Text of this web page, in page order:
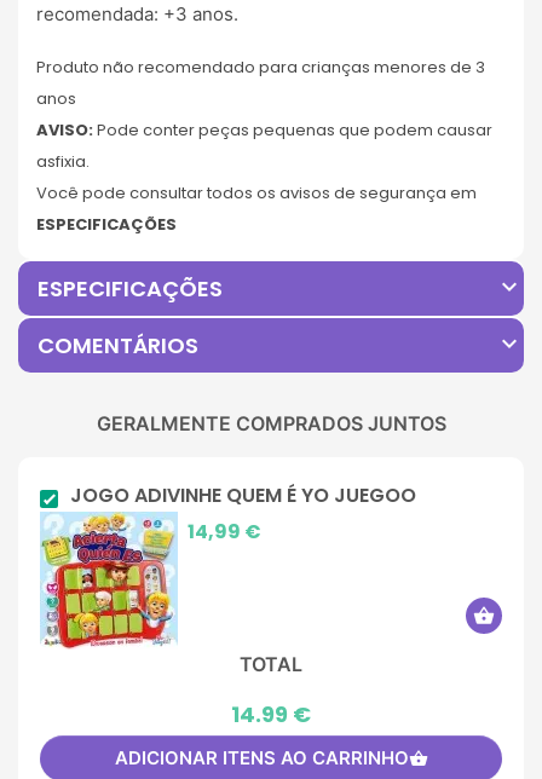
recomendada: +3 anos.
Produto não recomendado para crianças menores de 3
anos
AVISO: Pode conter peças pequenas que podem causar
asfixia.
Você pode consultar todos os avisos de segurança em
ESPECIFICAÇÕES
ESPECIFICAÇÕES expand_more
COMENTÁRIOS expand_more
GERALMENTE COMPRADOS JUNTOS
JOGO ADIVINHE QUEM É YO JUEGOO
Preço
14,99 €
shopping_basket
TOTAL
14.99 €
ADICIONAR ITENS AO CARRINHOshopping_basket